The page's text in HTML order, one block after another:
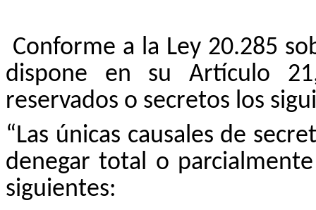
Conforme a la Ley 20.285
dispone en su Artículo
reservados o secretos los
“Las únicas causales de
denegar total o
siguientes: